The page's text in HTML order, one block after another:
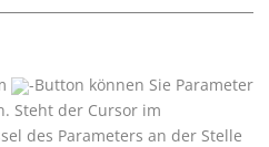
-Button können Sie Parameter
Steht der Cursor im
des Parameters an der Stelle